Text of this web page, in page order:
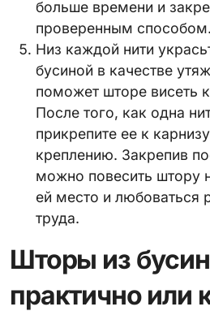
больше времени и
проверенным способом.
Низ каждой нити
бусиной в качестве
поможет шторе висеть
После того, как одна
прикрепите ее к
креплению. Закрепив
можно повесить штору
ей место и любоваться
труда.
Шторы из
практично или